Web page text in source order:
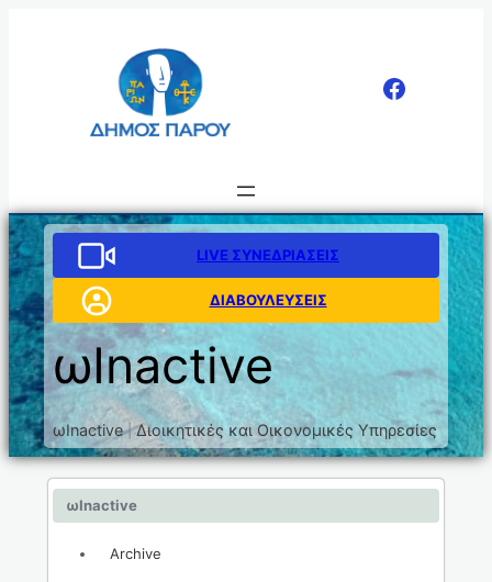
LIVE ΣΥΝΕΔΡΙΑΣΕΙΣ
ΔΙΑΒΟΥΛΕΥΣΕΙΣ
ωInactive
ωInactive|Διοικητικές και Οικονομικές Υπηρεσίες
ωInactive
Archive